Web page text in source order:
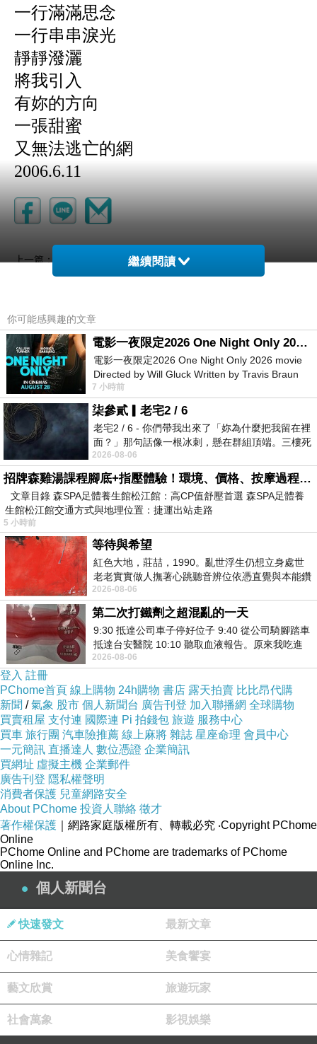
一行滿滿思念
一行串串淚光
靜靜潑灑
將我引入
有妳的方向
一張甜蜜
又無法逃亡的網
2006.6.11
上一篇： 我們(贈女人)七夕快樂
純純男子漢
2022-09-26 20:24:58
寂寞.孤單.思念.淚光
都是男子漢的珍寶啊
這個 "四行" 要我死守
很可以啊～YES I DO
版主回應
哈哈哈
果然是純純男子漢
純純兄
晚安呀
你的珍寶
可不全都是愛情喔
在你的格子理
回想起了青春
記起當初的悸動
不由得寂寞.孤單.思念.淚光
那些過去的點點滴滴
嗯嗯
都是珍寶
呵呵
2022-09-26 21:57:33
繼續閱讀
你可能感興趣的文章
電影一夜限定2026 One Night Only 2026 movie
電影一夜限定2026 One Night Only 2026 movie
Directed by Will Gluck Written by Travis Braun
Starring Monica Barbaro
7 小時前
柒參貳▎老宅2 / 6
老宅2 / 6 - 你們帶我出來了「妳為什麼把我留在裡
面？」那句話像一根冰刺，懸在群組頂端。三樓死
死盯著照片裡的人。那個人確實站在
2026-08-06
招牌森雞湯課程腳底+指壓體驗！環境、價格、按摩過程全紀錄，森SPA足體養生館松江館最新價格表
文章目錄 森SPA足體養生館松江館：高CP值舒壓首選 森SPA足體養
生館松江館交通方式與地理位置：捷運出站走路
5 小時前
等待與希望
紅色大地，莊喆，1990。亂世浮生仍想立身處世
老老實實做人撫著心跳聽音辨位依憑直覺與本能鑽
向裂隙的亮處探索另一個心聲另一個共鳴的
2026-08-06
第二次打鐵劑之超混亂的一天
9:30 抵達公司車子停好位子 9:40 從公司騎腳踏車
抵達台安醫院 10:10 聽取血液報告。原來我吃進
去的 B12 彌可保並非沒有吸收而是超
2026-08-06
登入 註冊
PChome首頁 線上購物 24h購物 書店 露天拍賣 比比昂代購
新聞 /氣象 股市 個人新聞台 廣告刊登 加入聯播網 全球購物
買賣租屋 支付連 國際連 Pi 拍錢包 旅遊 服務中心
買車 旅行團 汽車險推薦 線上麻將 雜誌 星座命理 會員中心
一元簡訊 直播達人 數位憑證 企業簡訊
買網址 虛擬主機 企業郵件
廣告刊登 隱私權聲明
消費者保護 兒童網路安全
About PChome 投資人聯絡 徵才
著作權保護 ｜網路家庭版權所有、轉載必究 ‧Copyright PChome
Online
PChome Online and PChome are trademarks of PChome
Online Inc.
個人新聞台
快速發文 最新文章
心情雜記 美食饗宴
藝文欣賞 旅遊玩家
社會萬象 影視娛樂